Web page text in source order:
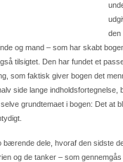
den
og mand – som har skabt
tilsigtet. Den har fundet et
som faktisk giver bogen det
side lange indholdsfortegnelse,
grundtemaet i bogen: Det at
dele, hvoraf den sidste
og de tanker – som gennemgås